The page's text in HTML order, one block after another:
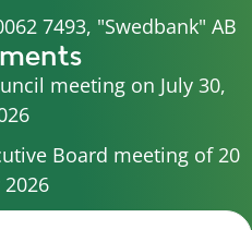
7493, "Swedbank" AB
meeting on July 30,
Board meeting of 20
2026